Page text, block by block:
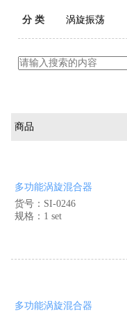
分 类 涡旋振荡
商品
多功能涡旋混合器
货号：SI-0246
规格：1 set
多功能涡旋混合器